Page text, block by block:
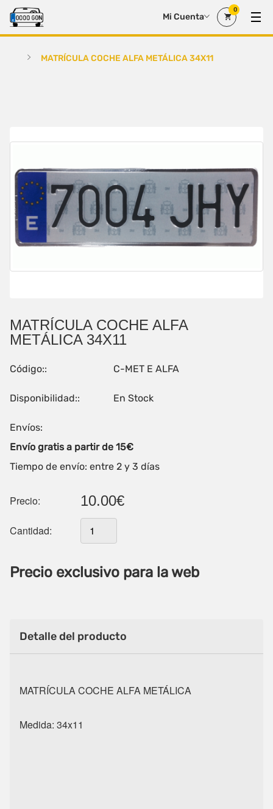
Mi Cuenta
0
MATRÍCULA COCHE ALFA METÁLICA 34X11
MATRÍCULA COCHE ALFA
METÁLICA 34X11
Código:: C-MET E ALFA
Disponibilidad:: En Stock
Envíos:
Envío gratis a partir de 15€
Tiempo de envío: entre 2 y 3 días
Precio: 10.00€
Cantidad:
Precio exclusivo para la web
Detalle del producto
MATRÍCULA COCHE ALFA METÁLICA
Medida: 34x11